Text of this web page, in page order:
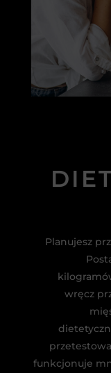
Planujesz
wręcz
funkcjonuje